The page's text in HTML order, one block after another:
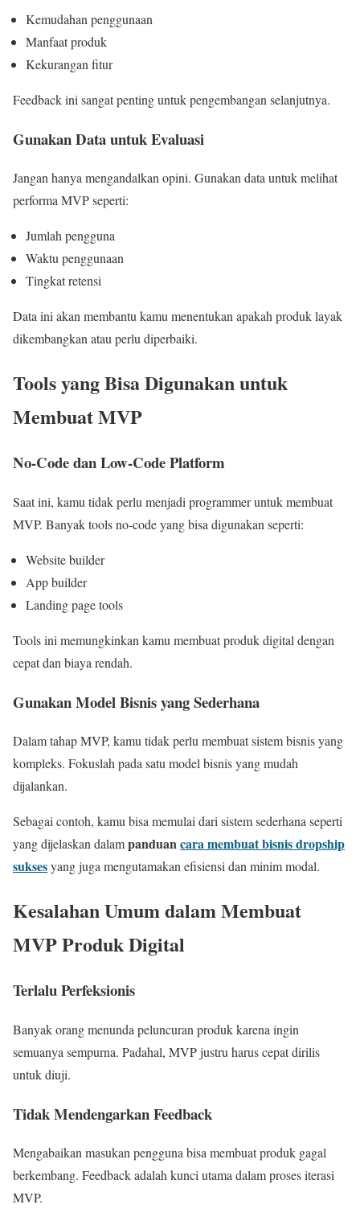
Kemudahan penggunaan
Manfaat produk
Kekurangan fitur
Feedback ini sangat penting untuk pengembangan selanjutnya.
Gunakan Data untuk Evaluasi
Jangan hanya mengandalkan opini. Gunakan data untuk melihat
performa MVP seperti:
Jumlah pengguna
Waktu penggunaan
Tingkat retensi
Data ini akan membantu kamu menentukan apakah produk layak
dikembangkan atau perlu diperbaiki.
Tools yang Bisa Digunakan untuk
Membuat MVP
No-Code dan Low-Code Platform
Saat ini, kamu tidak perlu menjadi programmer untuk membuat
MVP. Banyak tools no-code yang bisa digunakan seperti:
Website builder
App builder
Landing page tools
Tools ini memungkinkan kamu membuat produk digital dengan
cepat dan biaya rendah.
Gunakan Model Bisnis yang Sederhana
Dalam tahap MVP, kamu tidak perlu membuat sistem bisnis yang
kompleks. Fokuslah pada satu model bisnis yang mudah
dijalankan.
Sebagai contoh, kamu bisa memulai dari sistem sederhana seperti
yang dijelaskan dalampanduancara membuat bisnis dropship
suksesyang juga mengutamakan efisiensi dan minim modal.
Kesalahan Umum dalam Membuat
MVP Produk Digital
Terlalu Perfeksionis
Banyak orang menunda peluncuran produk karena ingin
semuanya sempurna. Padahal, MVP justru harus cepat dirilis
untuk diuji.
Tidak Mendengarkan Feedback
Mengabaikan masukan pengguna bisa membuat produk gagal
berkembang. Feedback adalah kunci utama dalam proses iterasi
MVP.